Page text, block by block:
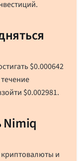
$0.000642
$0.002981.
Nimiq
и